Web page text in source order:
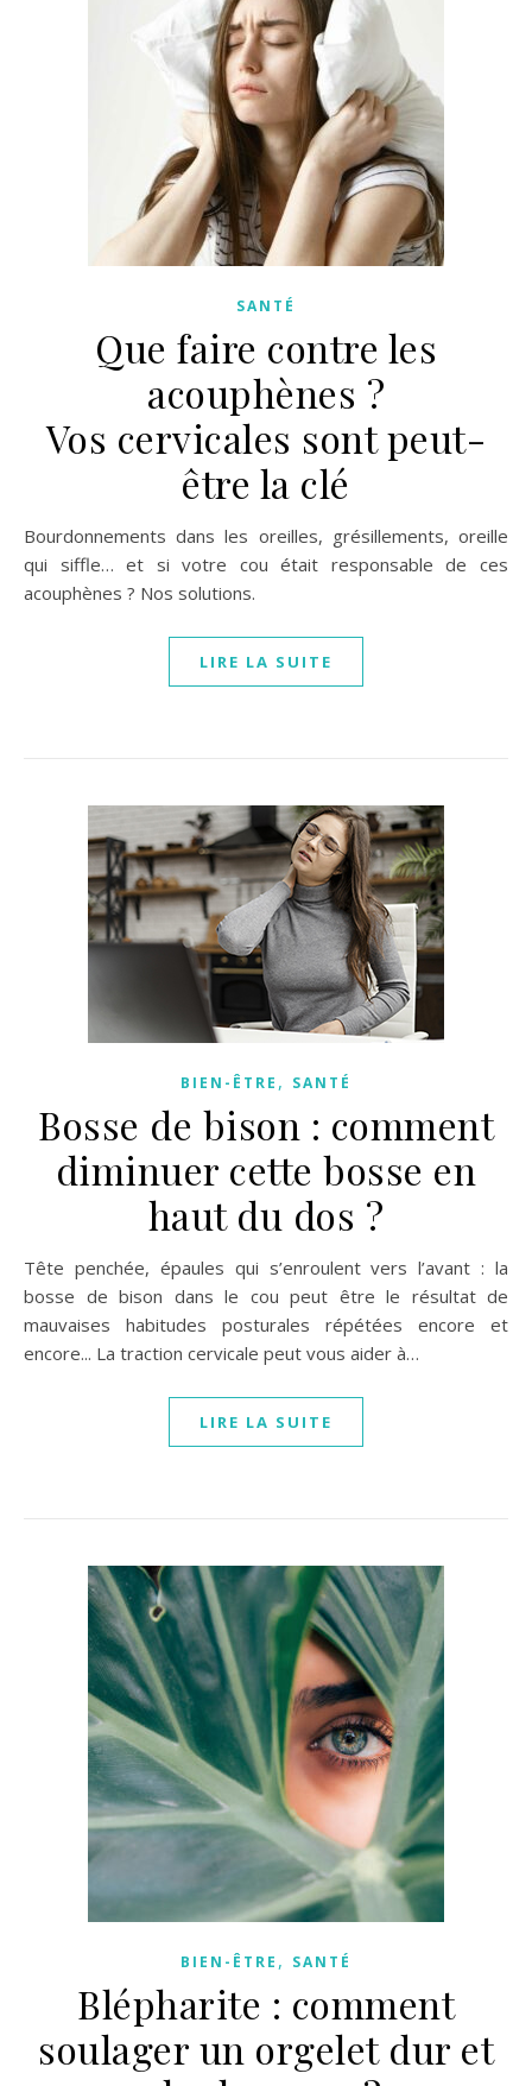
SANTÉ
Que faire contre les
acouphènes ?
Vos cervicales sont peut-
être la clé
Bourdonnements dans les oreilles, grésillements, oreille
qui siffle… et si votre cou était responsable de ces
acouphènes ? Nos solutions.
LIRE LA SUITE
BIEN-ÊTRE , SANTÉ
Bosse de bison : comment
diminuer cette bosse en
haut du dos ?
Tête penchée, épaules qui s’enroulent vers l’avant : la
bosse de bison dans le cou peut être le résultat de
mauvaises habitudes posturales répétées encore et
encore... La traction cervicale peut vous aider à…
LIRE LA SUITE
BIEN-ÊTRE , SANTÉ
Blépharite : comment
soulager un orgelet dur et